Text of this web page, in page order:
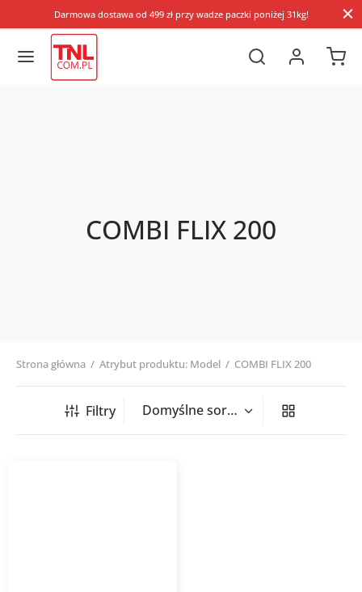
Darmowa dostawa od 499 zł przy wadze paczki poniżej 31kg!
COMBI FLIX 200
Strona główna / Atrybut produktu: Model / COMBI FLIX 200
Filtry